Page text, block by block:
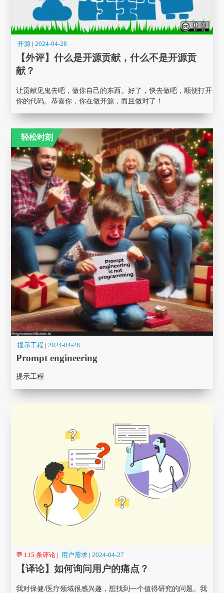
开源 |2024-04-28
【外评】什么是开源贡献，什么不是开源贡
献？
让贡献见鬼去吧，做你自己的东西。好了，快去做吧，顺便打开
你的代码。恭喜你，你在做开源，而且做对了！
提示工程 |2024-04-28
Prompt engineering
提示工程
💬 115 条评论 | 用户需求 |2024-04-27
【译论】如何询问用户的痛点？
我对保健/医疗领域很感兴趣，想找到一个值得研究的问题。我